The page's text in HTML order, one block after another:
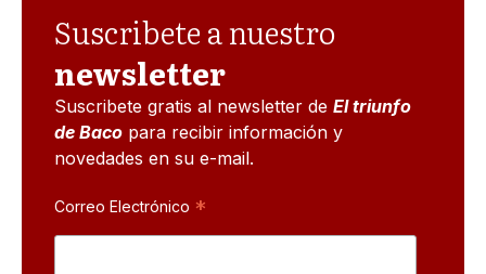
Suscribete a nuestro
newsletter
Suscribete gratis al newsletter de El triunfo
de Baco para recibir información y
novedades en su e-mail.
Correo Electrónico *